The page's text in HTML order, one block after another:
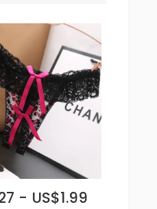
- US$1.99